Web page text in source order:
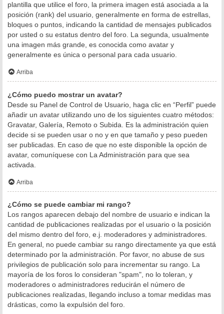
plantilla que utilice el foro, la primera imagen está asociada a la
posición (rank) del usuario, generalmente en forma de estrellas,
bloques o puntos, indicando la cantidad de mensajes publicados
por usted o su estatus dentro del foro. La segunda, usualmente
una imagen más grande, es conocida como avatar y
generalmente es única o personal para cada usuario.
Arriba
¿Cómo puedo mostrar un avatar?
Desde su Panel de Control de Usuario, haga clic en “Perfil” puede
añadir un avatar utilizando uno de los siguientes cuatro métodos:
Gravatar, Galería, Remoto o Subida. Es la administración quien
decide si se pueden usar o no y en que tamaño y peso pueden
ser publicadas. En caso de que no este disponible la opción de
avatar, comuníquese con La Administración para que sea
activada.
Arriba
¿Cómo se puede cambiar mi rango?
Los rangos aparecen debajo del nombre de usuario e indican la
cantidad de publicaciones realizadas por el usuario o la posición
del mismo dentro del foro, e.j. moderadores y administradores.
En general, no puede cambiar su rango directamente ya que está
determinado por la administración. Por favor, no abuse de sus
privilegios de publicación solo para incrementar su rango. La
mayoría de los foros lo consideran "spam", no lo toleran, y
moderadores o administradores reducirán el número de
publicaciones realizadas, llegando incluso a tomar medidas mas
drásticas, como la expulsión del foro.